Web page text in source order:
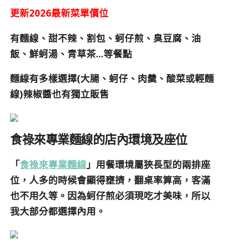
更新2026最新菜單價位
有麵線、甜不辣、割包、蚵仔煎、臭豆腐、油
飯、鮮蚵湯、青草茶…等餐點
麵線有多樣選擇(大腸、蚵仔、肉羹、酸菜或輕麵
線)辣椒醬也有獨立販售
食祿來專業麵線的店內環境及座位
「食祿來專業麵線 」用餐環境屬狹長型的兩排座
位，人多的時候會顯得壅擠，翻桌率算高，客滿
也不用久等。因為蚵仔煎必須現吃才美味，所以
我大部分都選擇內用。